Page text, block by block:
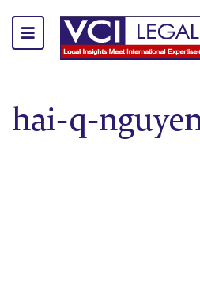
hai-q-